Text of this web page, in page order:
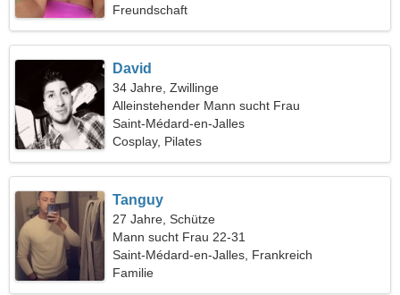
Freundschaft
David
34 Jahre, Zwillinge
Alleinstehender Mann sucht Frau
Saint-Médard-en-Jalles
Cosplay, Pilates
Tanguy
27 Jahre, Schütze
Mann sucht Frau 22-31
Saint-Médard-en-Jalles, Frankreich
Familie